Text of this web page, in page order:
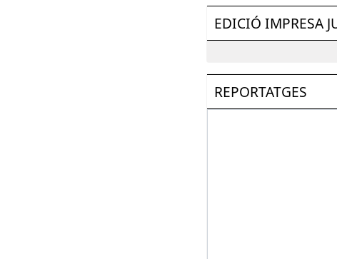
EDICIÓ IMPRESA
REPORTATGES